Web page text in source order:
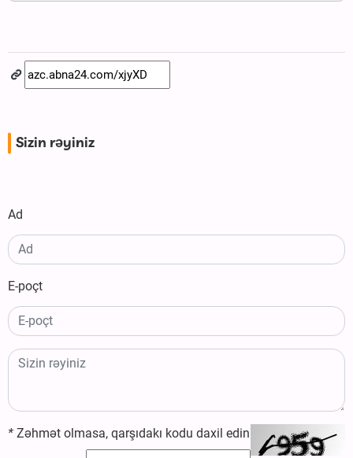
Sizin rəyiniz
Ad
E-poçt
* Zəhmət olmasa, qarşıdakı kodu daxil edin